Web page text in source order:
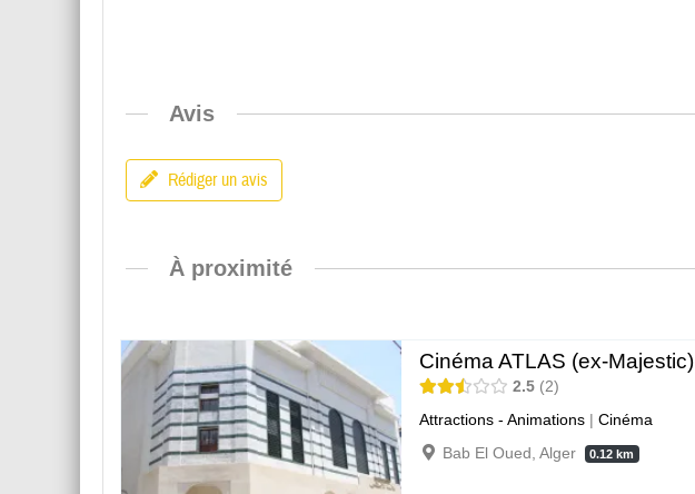
Avis
Rédiger un avis
À proximité
Cinéma ATLAS (ex-Majestic)
2.5 2
Attractions - Animations| Cinéma
Bab El Oued, Alger
0.12 km